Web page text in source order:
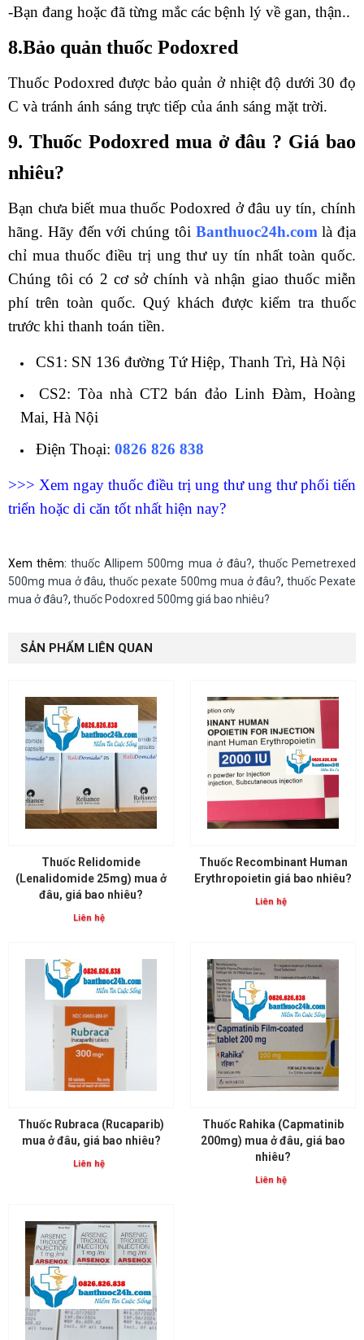
-Bạn đang hoặc đã từng mắc các bệnh lý về gan, thận..
8.Bảo quản thuốc Podoxred
Thuốc Podoxred được bảo quản ở nhiệt độ dưới 30 đọ
C và tránh ánh sáng trực tiếp của ánh sáng mặt trời.
9. Thuốc Podoxred mua ở đâu ? Giá bao
nhiêu?
Bạn chưa biết mua thuốc Podoxred ở đâu uy tín, chính
hãng. Hãy đến với chúng tôi Banthuoc24h.com là địa
chỉ mua thuốc điều trị ung thư uy tín nhất toàn quốc.
Chúng tôi có 2 cơ sở chính và nhận giao thuốc miễn
phí trên toàn quốc. Quý khách được kiểm tra thuốc
trước khi thanh toán tiền.
CS1: SN 136 đường Tứ Hiệp, Thanh Trì, Hà Nội
CS2: Tòa nhà CT2 bán đảo Linh Đàm, Hoàng
Mai, Hà Nội
Điện Thoại: 0826 826 838
>>> Xem ngay thuốc điều trị ung thư ung thư phổi tiến
triển hoặc di căn tốt nhất hiện nay?
Xem thêm:thuốc Allipem 500mg mua ở đâu?, thuốc Pemetrexed
500mg mua ở đâu,thuốc pexate 500mg mua ở đâu?,thuốc Pexate
mua ở đâu?, thuốc Podoxred 500mg giá bao nhiêu?
SẢN PHẨM LIÊN QUAN
Thuốc Relidomide
(Lenalidomide 25mg) mua ở
đâu, giá bao nhiêu?
Liên hệ
Thuốc Recombinant Human
Erythropoietin giá bao nhiêu?
Liên hệ
Thuốc Rubraca (Rucaparib)
mua ở đâu, giá bao nhiêu?
Liên hệ
Thuốc Rahika (Capmatinib
200mg) mua ở đâu, giá bao
nhiêu?
Liên hệ